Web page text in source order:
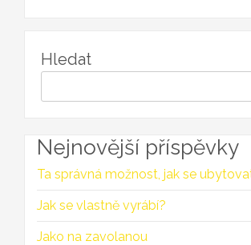
Hledat
Nejnovější příspěvky
Ta správná možnost, jak se
Jak se vlastně vyrábí?
Jako na zavolanou